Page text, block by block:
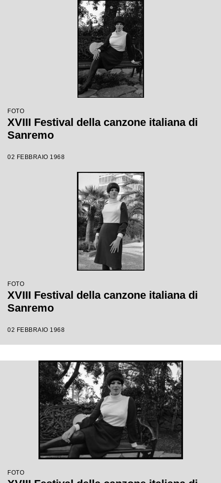
FOTO
XVIII Festival della canzone italiana di
Sanremo
02 FEBBRAIO 1968
FOTO
XVIII Festival della canzone italiana di
Sanremo
02 FEBBRAIO 1968
FOTO